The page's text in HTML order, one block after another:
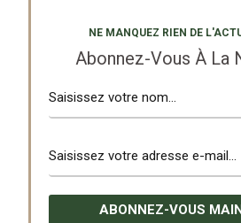
NE MANQUEZ RIEN DE
Abonnez-Vous À La